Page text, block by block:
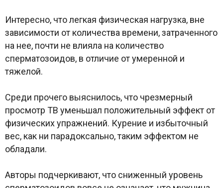
Интересно, что легкая физическая нагрузка, вне
зависимости от количества времени, затраченного
на нее, почти не влияла на количество
сперматозоидов, в отличие от умеренной и
тяжелой.
Среди прочего выяснилось, что чрезмерный
просмотр ТВ уменьшал положительный эффект от
физических упражнений. Курение и избыточный
вес, как ни парадоксально, таким эффектом не
обладали.
Авторы подчеркивают, что сниженный уровень